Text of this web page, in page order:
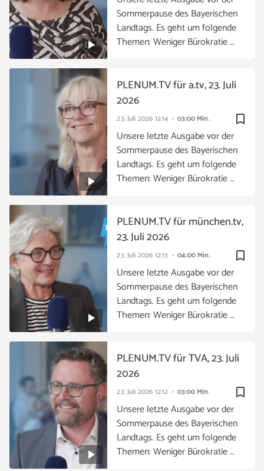
Sommerpause des Bayerischen
Landtags. Es geht um folgende
Themen: Weniger Bürokratie …
bookmark_border
23. Juli 2026 12:14 03:00 Min.
PLENUM.TV für a.tv, 23. Juli
2026
Unsere letzte Ausgabe vor der
Sommerpause des Bayerischen
Landtags. Es geht um folgende
Themen: Weniger Bürokratie …
bookmark_border
23. Juli 2026 12:13 04:00 Min.
PLENUM.TV für münchen.tv,
23. Juli 2026
Unsere letzte Ausgabe vor der
Sommerpause des Bayerischen
Landtags. Es geht um folgende
Themen: Weniger Bürokratie …
bookmark_border
23. Juli 2026 12:12 03:00 Min.
PLENUM.TV für TVA, 23. Juli
2026
Unsere letzte Ausgabe vor der
Sommerpause des Bayerischen
Landtags. Es geht um folgende
Themen: Weniger Bürokratie …